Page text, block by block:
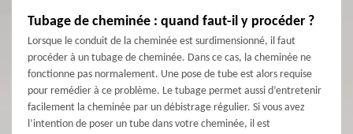
Tubage de cheminée : quand faut-il y procéder ?
Lorsque le conduit de la cheminée est surdimensionné, il faut
procéder à un tubage de cheminée. Dans ce cas, la cheminée ne
fonctionne pas normalement. Une pose de tube est alors requise
pour remédier à ce problème. Le tubage permet aussi d’entretenir
facilement la cheminée par un débistrage régulier. Si vous avez
l’intention de poser un tube dans votre cheminée, il est